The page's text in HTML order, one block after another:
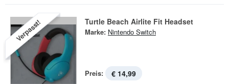
Verpasst! Turtle Beach Airlite Fit Headset
Marke: Nintendo Switch
Preis: € 14,99